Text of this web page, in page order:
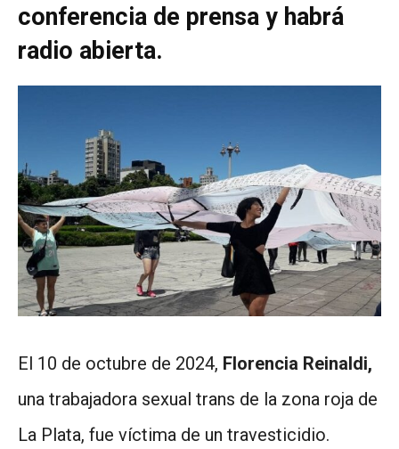
conferencia de prensa y habrá
radio abierta.
El 10 de octubre de 2024, Florencia Reinaldi,
una trabajadora sexual trans de la zona roja de
La Plata, fue víctima de un travesticidio.